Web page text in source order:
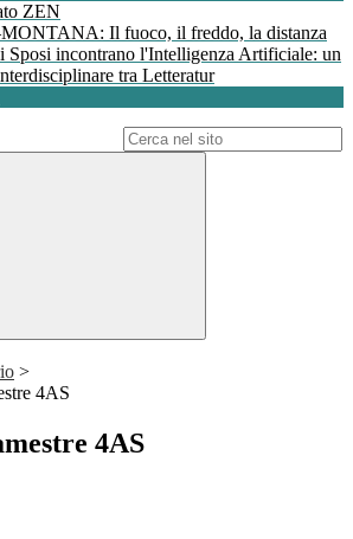
ZEN
Il fuoco, il freddo, la distanza
Sposi incontrano l'Intelligenza Artificiale: un
tra Letteratur
>
4AS
4AS